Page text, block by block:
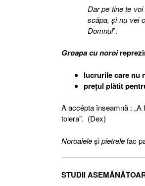
Dar pe tine te
scăpa, şi nu vei
Domnul”.
Groapa cu noroi
lucrurile care nu
preţul plătit
A accépta înseamnă :
tolera”. (Dex)
Noroaieleşipietrelefac
STUDII